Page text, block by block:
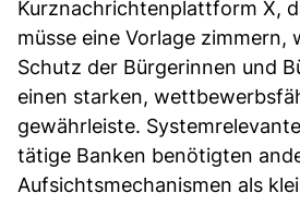
Kurznachrichtenplattform X,
müsse eine Vorlage zimmern,
Schutz der Bürgerinnen und
einen starken,
gewährleiste.
tätige Banken benötigten
Aufsichtsmechanismen als